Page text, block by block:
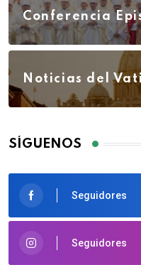
Conferencia
Noticias del
SÍGUENOS
Seguidores
Seguidores